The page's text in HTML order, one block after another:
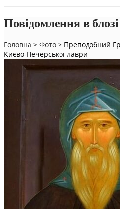
Повідомлення в блозі
Головна > Фото > Преподобний
Києво-Печерської лаври